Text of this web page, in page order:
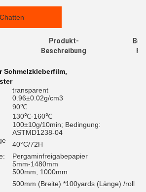
Produkt-
Beschreibung
Schmelzkleberfilm,
transparent
0.96±0.02g/cm3
90℃
130℃-160℃
100±10g/10min; Bedingung:
ASTMD1238-04
40°C/72H
Pergaminfreigabepapier
5mm-1480mm
500mm, 1000mm
500mm (Breite) *100yards (Länge) /roll